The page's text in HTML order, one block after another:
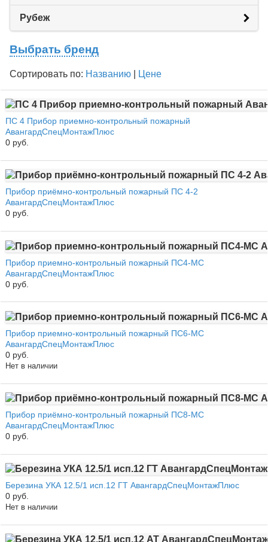
Рубеж
Выбрать бренд
Сортировать по: Названию Цене
ПС 4 Прибор приемно-контрольный пожарный
АвангардСпецМонтажПлюс
0 руб.
Прибор приёмно-контрольный пожарный ПС 4-2
АвангардСпецМонтажПлюс
0 руб.
Прибор приемно-контрольный пожарный ПС4-МС
АвангардСпецМонтажПлюс
0 руб.
Прибор приемно-контрольный пожарный ПС6-МС
АвангардСпецМонтажПлюс
0 руб.
Нет в наличии
Прибор приёмно-контрольный пожарный ПС8-МС
АвангардСпецМонтажПлюс
0 руб.
Березина УКА 12.5/1 исп.12 ГТ АвангардСпецМонтажПлюс
0 руб.
Нет в наличии